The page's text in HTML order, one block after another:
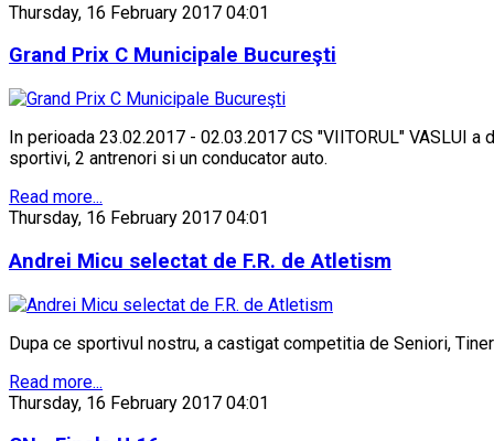
Thursday, 16 February 2017 04:01
Grand Prix C Municipale Bucureşti
In perioada 23.02.2017 - 02.03.2017 CS "VIITORUL" VASLUI
sportivi, 2 antrenori si un conducator auto.
Read more...
Thursday, 16 February 2017 04:01
Andrei Micu selectat de F.R. de Atletism
Dupa ce sportivul nostru, a castigat competitia de Seniori,
Read more...
Thursday, 16 February 2017 04:01